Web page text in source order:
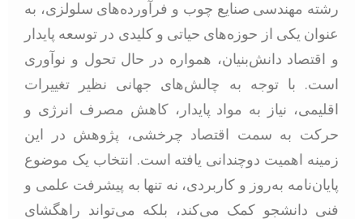
رشته مهندسی صنایع چوب و فرآورده‌های سلولزی، به
عنوان یکی از حوزه‌های حیاتی و کلیدی در توسعه پایدار
و اقتصاد دانش‌بنیان، همواره در حال تحول و نوآوری
است. با توجه به چالش‌های جهانی نظیر تغییرات
اقلیمی، نیاز به مواد پایدار، کاهش مصرف انرژی و
حرکت به سمت اقتصاد چرخشی، پژوهش در این
زمینه اهمیت دوچندانی یافته است. انتخاب یک موضوع
پایان‌نامه به‌روز و کاربردی، نه تنها به پیشرفت علمی و
فنی دانشجو کمک می‌کند، بلکه می‌تواند راهگشای